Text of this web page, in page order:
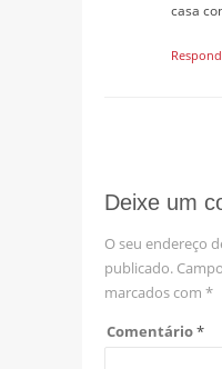
casa
Deixe um
O seu endereço
publicado.
marcados com *
Comentário*